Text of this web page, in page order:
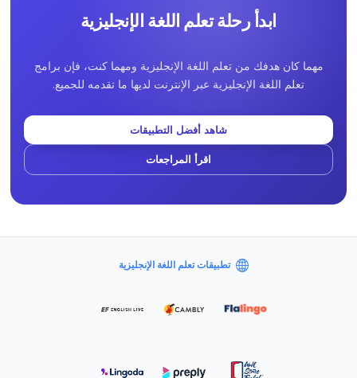
ابدأ رحلة تعلم اللغة الإنجليزية
مهما كان هدفك من تعلم اللغة الإنجليزية ومهما كنت، فإن برامج
تعلم اللغة الإنجليزية عبر الإنترنت لديها ما تقدمه للجميع.
شاهد أفضل التطبيقات
اقرأ المراجعات
تطبيقات تعلم اللغة الإنجليزية